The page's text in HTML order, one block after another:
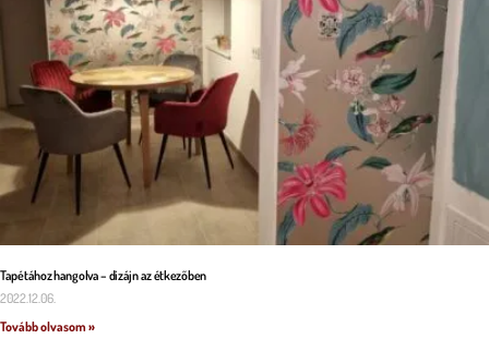
Tapétához hangolva – dizájn az étkezőben
2022.12.06.
Tovább olvasom »